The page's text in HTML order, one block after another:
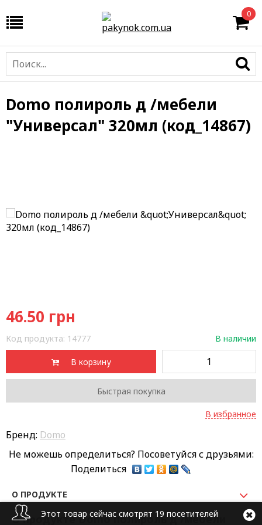
0
Domo полироль д /мебели
"Универсал" 320мл (код_14867)
46.50 грн
Код продукта: 14777 В наличии
В корзину
Быстрая покупка
В избранное
Бренд: Domo
Не можешь определиться? Посоветуйся с друзьями:
Поделиться
О ПРОДУКТЕ
О продукте Domo полироль д /мебели
Этот товар сейчас смотрят 19 посетителей